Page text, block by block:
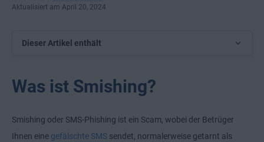
Aktualisiert am April 20, 2024
Dieser Artikel enthält
Was ist Smishing?
Smishing oder SMS-Phishing ist ein Scam, wobei der Betrüger
Ihnen eine gefälschte SMS sendet, normalerweise getarnt als